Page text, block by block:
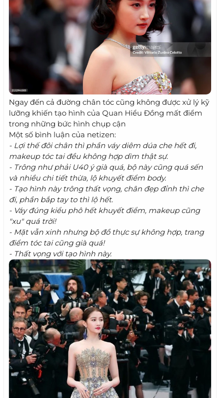
Ngay đến cả đường chân tóc cũng không được xử lý kỹ
lưỡng khiến tạo hình của Quan Hiểu Đồng mất điểm
trong những bức hình chụp cận
Một số bình luận của netizen:
- Lợi thế đôi chân thì phần váy diêm dúa che hết đi,
makeup tóc tai đều không hợp dìm thật sự.
- Trông như phải U40 ý già quá, bộ này cũng quá sến
và nhiều chi tiết thừa, lộ khuyết điểm body.
- Tạo hình này trông thất vọng, chân đẹp đỉnh thì che
đi, phần bắp tay to thì lộ hết.
- Váy đúng kiểu phô hết khuyết điểm, makeup cũng
"xu" quá trời!
- Mặt vẫn xinh nhưng bộ đồ thực sự không hợp, trang
điểm tóc tai cũng già quá!
- Thất vọng với tạo hình này.